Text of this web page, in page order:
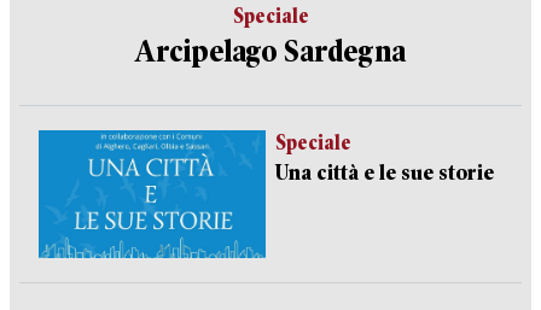
Speciale
Arcipelago Sardegna
Speciale
Una città e le sue storie